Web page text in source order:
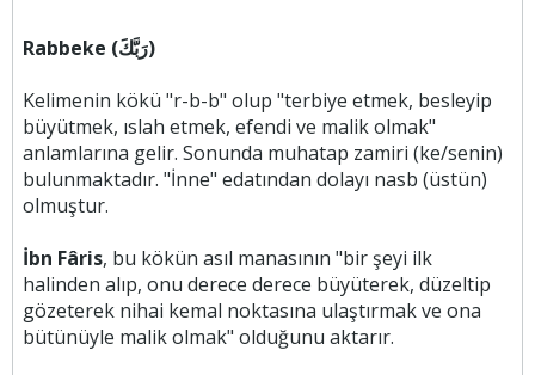
Rabbeke (رَبَّكَ)
Kelimenin kökü "r-b-b" olup "terbiye etmek, besleyip
büyütmek, ıslah etmek, efendi ve malik olmak"
anlamlarına gelir. Sonunda muhatap zamiri (ke/senin)
bulunmaktadır. "İnne" edatından dolayı nasb (üstün)
olmuştur.
İbn Fâris, bu kökün asıl manasının "bir şeyi ilk
halinden alıp, onu derece derece büyüterek, düzeltip
gözeterek nihai kemal noktasına ulaştırmak ve ona
bütünüyle malik olmak" olduğunu aktarır.